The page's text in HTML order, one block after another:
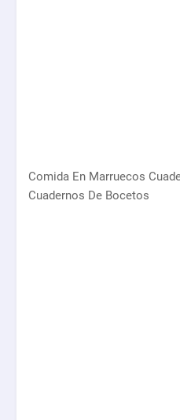
Comida En Marruecos
Cuadernos De Bocetos